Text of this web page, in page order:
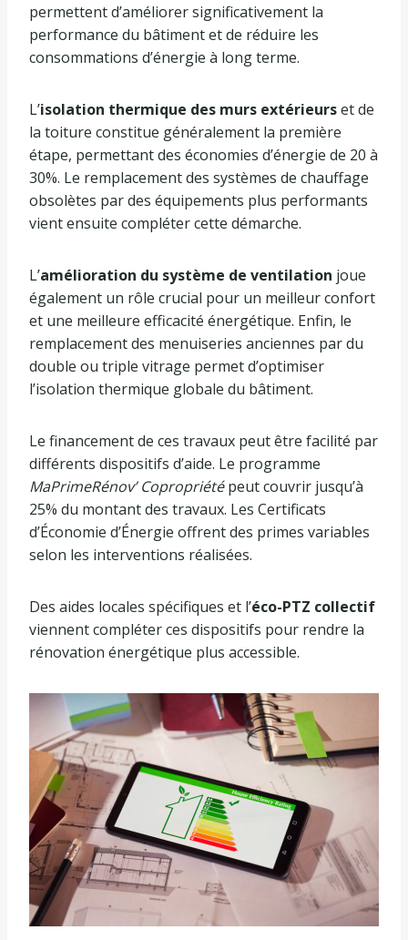
permettent d’améliorer significativement la
performance du bâtiment et de réduire les
consommations d’énergie à long terme.
L’isolation thermique des murs extérieurset de
la toiture constitue généralement la première
étape, permettant des économies d’énergie de 20 à
30%. Le remplacement des systèmes de chauffage
obsolètes par des équipements plus performants
vient ensuite compléter cette démarche.
L’amélioration du système de ventilation joue
également un rôle crucial pour un meilleur confort
et une meilleure efficacité énergétique. Enfin, le
remplacement des menuiseries anciennes par du
double ou triple vitrage permet d’optimiser
l’isolation thermique globale du bâtiment.
Le financement de ces travaux peut être facilité par
différents dispositifs d’aide. Le programme
MaPrimeRénov’ Copropriétépeut couvrir jusqu’à
25% du montant des travaux. Les Certificats
d’Économie d’Énergie offrent des primes variables
selon les interventions réalisées.
Des aides locales spécifiques et l’éco-PTZ collectif
viennent compléter ces dispositifs pour rendre la
rénovation énergétique plus accessible.